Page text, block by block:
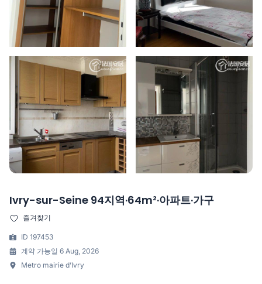
Ivry-sur-Seine 94지역·64m²·아파트·가구
즐겨찾기
ID 197453
계약 가능일 6 Aug, 2026
Metro mairie d’Ivry